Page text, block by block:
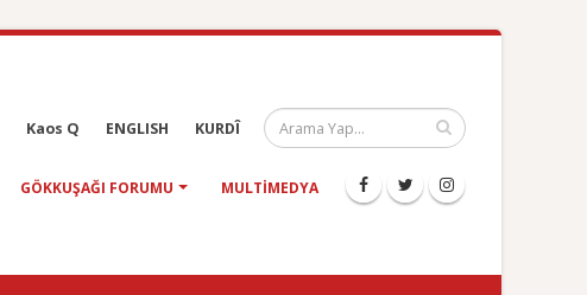
Kaos Q ENGLISH KURDÎ
GÖKKUŞAĞI FORUMU MULTIMEDYA